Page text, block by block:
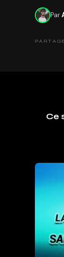
Par
Ce